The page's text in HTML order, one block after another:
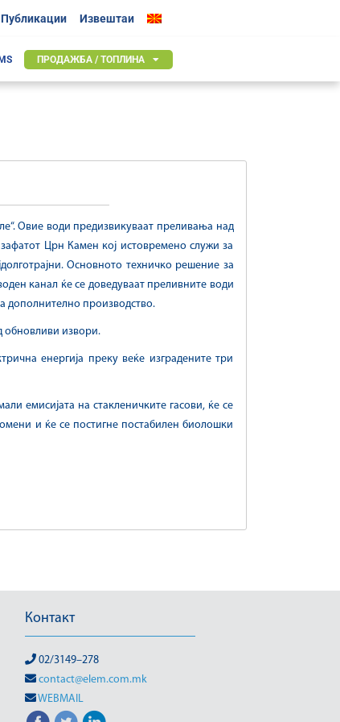
Публикации Извештаи
ПРОДАЖБА / ТОПЛИНА
Овие води предизвикуваат преливања над
Црн Камен кој истовремено служи за
Основното техничко решение за
канал ќе се доведуваат преливните води
дополнително производство.
обновливи извори.
енергија преку веќе изградените три
емисијата на стакленичките гасови, ќе се
и ќе се постигне постабилен биолошки
Контакт
02/3149–278
contact@elem.com.mk
WEBMAIL